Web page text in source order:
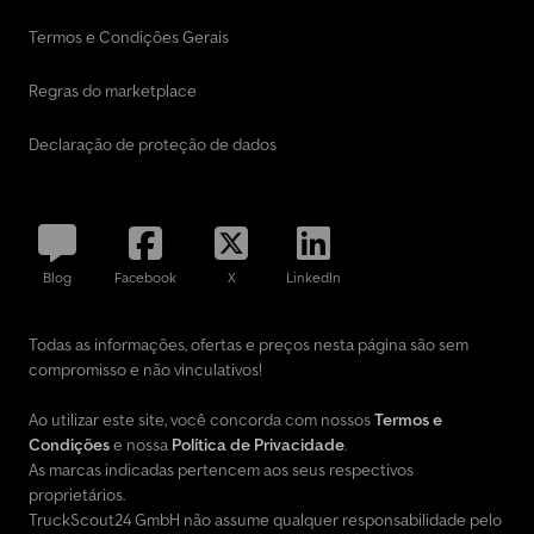
Termos e Condições Gerais
Regras do marketplace
Declaração de proteção de dados
Blog Facebook X LinkedIn
Todas as informações, ofertas e preços nesta página são sem
compromisso e não vinculativos!
Ao utilizar este site, você concorda com nossosTermos e
Condiçõese nossa Política de Privacidade.
As marcas indicadas pertencem aos seus respectivos
proprietários.
TruckScout24 GmbH não assume qualquer responsabilidade pelo